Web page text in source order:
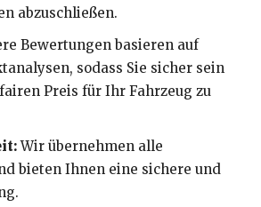
abzuschließen.
Bewertungen basieren auf
sodass Sie sicher sein
Preis für Ihr Fahrzeug zu
Wir übernehmen alle
bieten Ihnen eine sichere und